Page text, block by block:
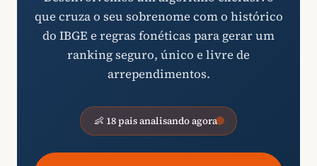
que cruza o seu sobrenome com o histórico
do IBGE e regras fonéticas para gerar um
ranking seguro, único e livre de
arrependimentos.
👶 18 pais analisando agora